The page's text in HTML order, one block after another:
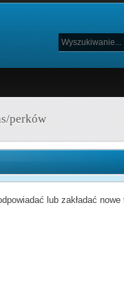
perków
lub zakładać